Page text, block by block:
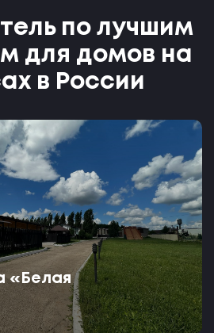
по лучшим
для домов на
в России
«Белая